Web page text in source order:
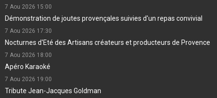
7 Aou 2026 15:00
Démonstration de joutes provençales suivies d'un repas convivial
7 Aou 2026 17:30
Nocturnes d'Eté des Artisans créateurs et producteurs de Provence
7 Aou 2026 18:00
Apéro Karaoké
7 Aou 2026 19:00
Tribute Jean-Jacques Goldman